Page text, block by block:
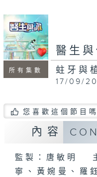
minutes,
seconds
所有集數
醫生與
蛀牙與
17/09/
您喜歡這個節目
內容
監製：唐敏明
寧、黃婉曼、羅